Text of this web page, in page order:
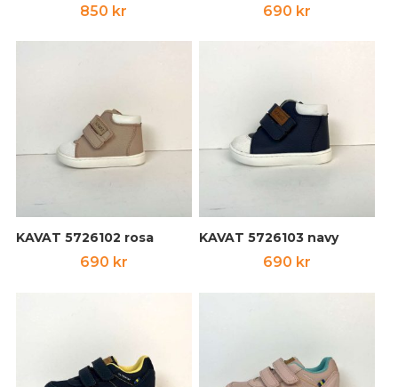
850 kr 690 kr
KAVAT 5726102 rosa
690 kr
KAVAT 5726103 navy
690 kr